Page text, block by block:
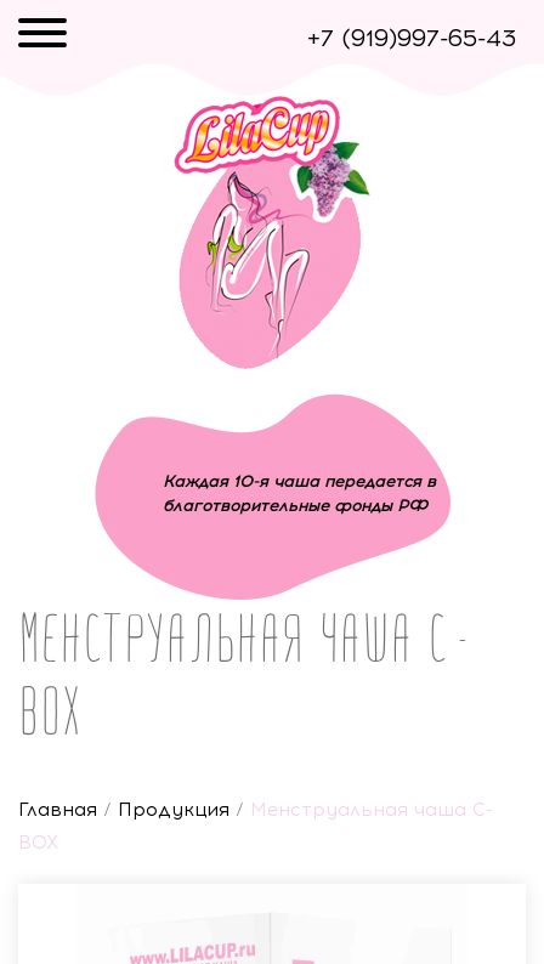
+7 (919)997-65-43
Каждая 10-я чаша передается в
благотворительные фонды РФ
Менструальная чаша C-
BOX
Главная / Продукция / Менструальная чаша C-
BOX